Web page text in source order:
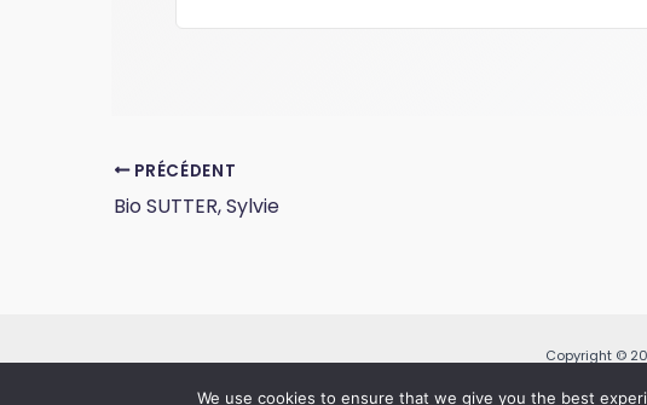
PRÉCÉDENT
Bio SUTTER, Sylvie
Copyright ©
We use cookies to ensure that we give you the best